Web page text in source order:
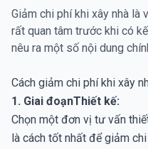
Giảm chi phí khi xây nhà là
rất quan tâm trước khi có
nêu ra một số nội dung
Cách giảm chi phí khi xây
1. Giai đoạnThiết kế:
Chọn một đơn vị tư vấn
là cách tốt nhất để giảm